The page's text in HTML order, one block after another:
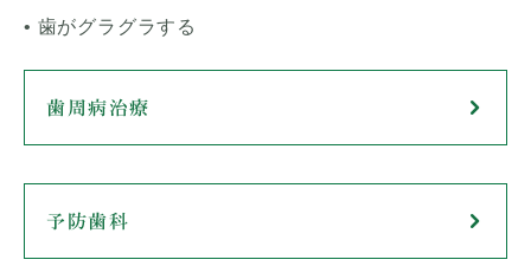
• 歯がグラグラする
歯周病治療
予防歯科